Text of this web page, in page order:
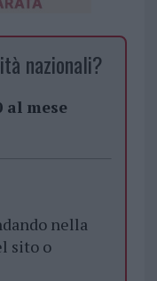
nazionali?
al mese
nella
sito o